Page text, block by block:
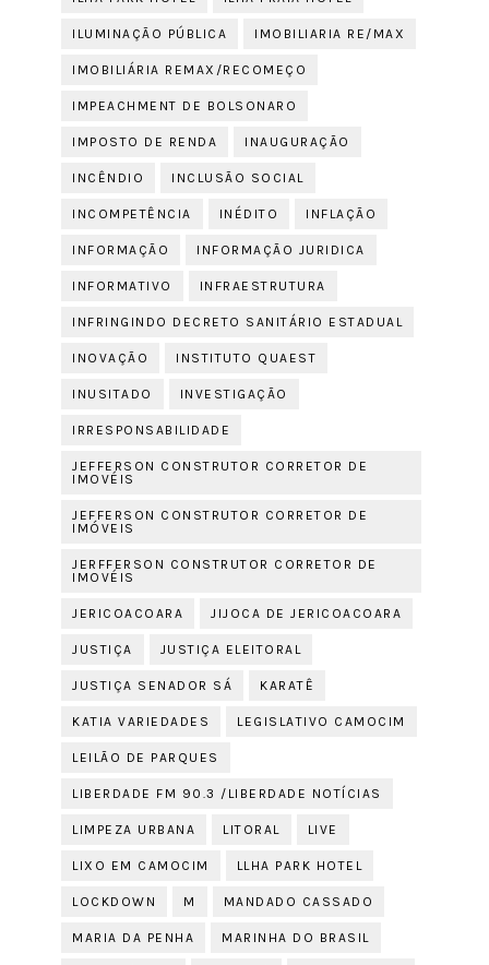
ILUMINAÇÃO PÚBLICA IMOBILIARIA RE/MAX
IMOBILIÁRIA REMAX/RECOMEÇO
IMPEACHMENT DE BOLSONARO
IMPOSTO DE RENDA INAUGURAÇÃO
INCÊNDIO INCLUSÃO SOCIAL
INCOMPETÊNCIA INÉDITO INFLAÇÃO
INFORMAÇÃO INFORMAÇÃO JURIDICA
INFORMATIVO INFRAESTRUTURA
INFRINGINDO DECRETO SANITÁRIO ESTADUAL
INOVAÇÃO INSTITUTO QUAEST
INUSITADO INVESTIGAÇÃO
IRRESPONSABILIDADE
JEFFERSON CONSTRUTOR CORRETOR DE
IMOVÉIS
JEFFERSON CONSTRUTOR CORRETOR DE
IMÓVEIS
JERFFERSON CONSTRUTOR CORRETOR DE
IMOVÉIS
JERICOACOARA JIJOCA DE JERICOACOARA
JUSTIÇA JUSTIÇA ELEITORAL
JUSTIÇA SENADOR SÁ KARATÊ
KATIA VARIEDADES LEGISLATIVO CAMOCIM
LEILÃO DE PARQUES
LIBERDADE FM 90.3 /LIBERDADE NOTÍCIAS
LIMPEZA URBANA LITORAL LIVE
LIXO EM CAMOCIM LLHA PARK HOTEL
LOCKDOWN M MANDADO CASSADO
MARIA DA PENHA MARINHA DO BRASIL